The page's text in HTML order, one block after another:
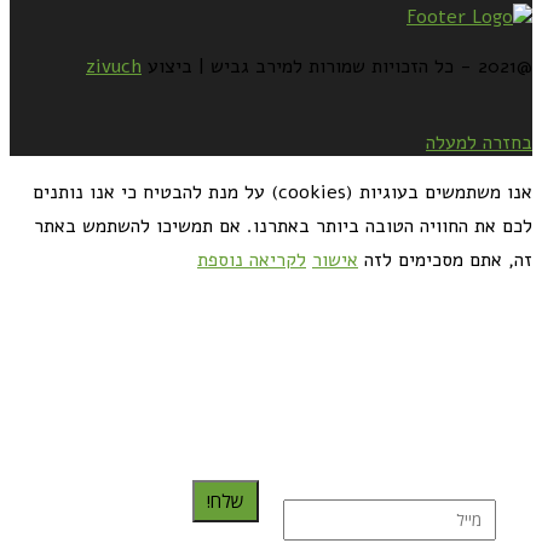
@2021 - כל הזכויות שמורות למירב גביש | ביצוע zivuch
בחזרה למעלה
אנו משתמשים בעוגיות (cookies) על מנת להבטיח כי אנו נותנים
לכם את החוויה הטובה ביותר באתרנו. אם תמשיכו להשתמש באתר
זה, אתם מסכימים לזה אישור לקריאה נוספת
שלח!